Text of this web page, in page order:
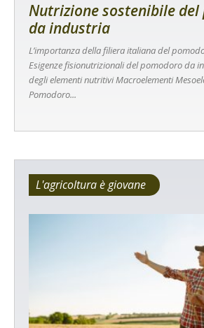
Nutrizione sostenibile del
da industria
L’importanza della filiera italiana del
Esigenze fisionutrizionali del pomodoro da
degli elementi nutritivi Macroelementi
Pomodoro...
L'agricoltura è giovane